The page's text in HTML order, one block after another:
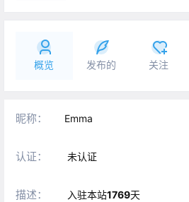
概览 发布的 关注
昵称： Emma
认证： 未认证
描述： 入驻本站1769天